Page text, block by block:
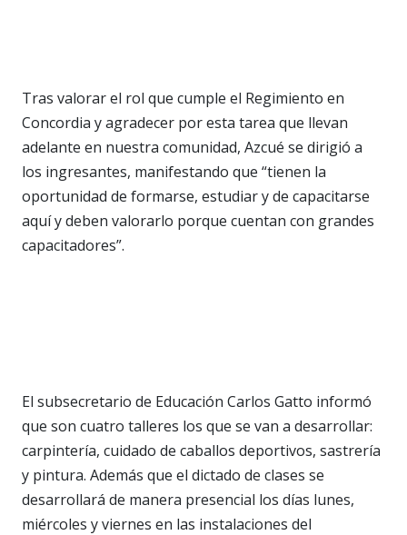
Tras valorar el rol que cumple el Regimiento en
Concordia y agradecer por esta tarea que llevan
adelante en nuestra comunidad, Azcué se dirigió a
los ingresantes, manifestando que “tienen la
oportunidad de formarse, estudiar y de capacitarse
aquí y deben valorarlo porque cuentan con grandes
capacitadores”.
El subsecretario de Educación Carlos Gatto informó
que son cuatro talleres los que se van a desarrollar:
carpintería, cuidado de caballos deportivos, sastrería
y pintura. Además que el dictado de clases se
desarrollará de manera presencial los días lunes,
miércoles y viernes en las instalaciones del